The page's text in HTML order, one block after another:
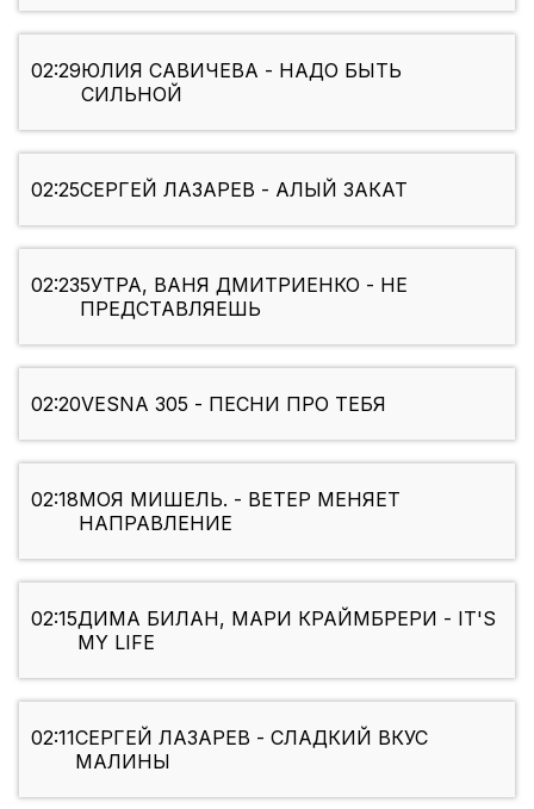
02:29ЮЛИЯ САВИЧЕВА - НАДО БЫТЬ
СИЛЬНОЙ
02:25СЕРГЕЙ ЛАЗАРЕВ - АЛЫЙ ЗАКАТ
02:235УТРА, ВАНЯ ДМИТРИЕНКО - НЕ
ПРЕДСТАВЛЯЕШЬ
02:20VESNA 305 - ПЕСНИ ПРО ТЕБЯ
02:18МОЯ МИШЕЛЬ. - ВЕТЕР МЕНЯЕТ
НАПРАВЛЕНИЕ
02:15ДИМА БИЛАН, МАРИ КРАЙМБРЕРИ - IT'S
MY LIFE
02:11СЕРГЕЙ ЛАЗАРЕВ - СЛАДКИЙ ВКУС
МАЛИНЫ